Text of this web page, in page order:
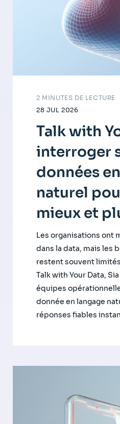
28 JUL 2026
2 MINUTES DE LECTURE
Talk with
interroger
données
naturel
mieux et
Les organisations ont
dans la data, mais les
restent souvent
Talk with Your Data,
équipes
donnée en langage
réponses fiables